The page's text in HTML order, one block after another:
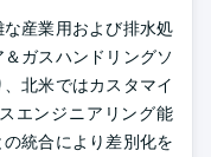
産業用および排水処
ガスハンドリングソ
北米ではカスタマイ
エンジニアリング能
統合により差別化を